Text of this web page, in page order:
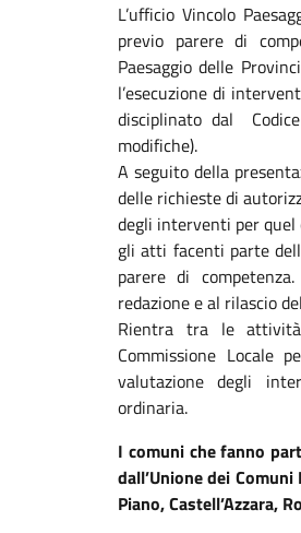
L’ufficio Vincolo
previo parere di
Paesaggio delle
l’esecuzione di
disciplinato dal
modifiche).
A seguito della
delle richieste di
degli interventi per quel
gli atti facenti parte
parere di
redazione e al rilascio
Rientra tra le attività
Commissione Locale
valutazione degli
ordinaria.
I comuni che fanno
dall’Unione dei
Piano, Castell’Azzara,